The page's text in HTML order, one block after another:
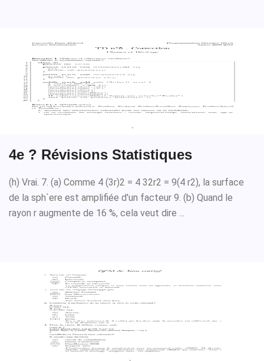
4e ? Révisions Statistiques
(h) Vrai. 7. (a) Comme 4 (3r)2 = 4 32r2 = 9(4 r2), la surface
de la sph`ere est amplifiée d'un facteur 9. (b) Quand le
rayon r augmente de 16 %, cela veut dire ...